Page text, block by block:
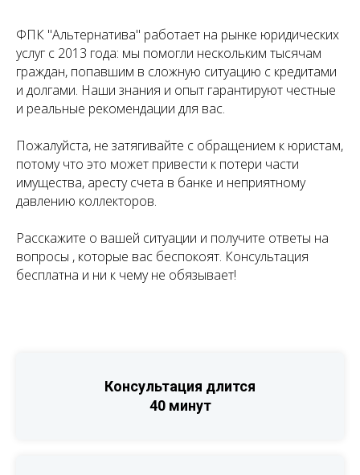
ФПК "Альтернатива" работает на рынке юридических
услуг с 2013 года: мы помогли нескольким тысячам
граждан, попавшим в сложную ситуацию с кредитами
и долгами. Наши знания и опыт гарантируют честные
и реальные рекомендации для вас.
Пожалуйста, не затягивайте с обращением к юристам,
потому что это может привести к потери части
имущества, аресту счета в банке и неприятному
давлению коллекторов.
Расскажите о вашей ситуации и получите ответы на
вопросы , которые вас беспокоят. Консультация
бесплатна и ни к чему не обязывает!
Консультация длится
40 минут